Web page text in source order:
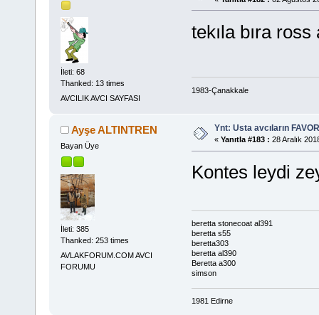
İleti: 68
Thanked: 13 times
AVCILIK AVCI SAYFASI
tekıla bıra
1983-Çanakkale
Ayşe ALTINTREN
Bayan Üye
İleti: 385
Thanked: 253 times
AVLAKFORUM.COM AVCI
FORUMU
Ynt: Usta avcıların
« Yanıtla #183 : 28 Aralık
Kontes leydi
beretta stonecoat al391
beretta s55
beretta303
beretta al390
Beretta a300
simson
1981 Edirne